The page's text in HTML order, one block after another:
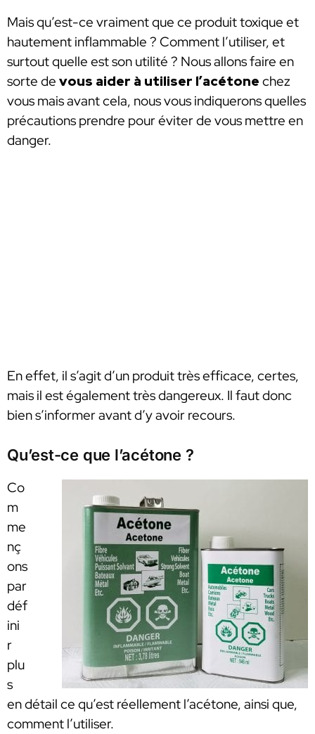
Mais qu’est-ce vraiment que ce produit toxique et
hautement inflammable ? Comment l’utiliser, et
surtout quelle est son utilité ? Nous allons faire en
sorte de vous aider à utiliser l’acétone chez
vous mais avant cela, nous vous indiquerons quelles
précautions prendre pour éviter de vous mettre en
danger.
En effet, il s’agit d’un produit très efficace, certes,
mais il est également très dangereux. Il faut donc
bien s’informer avant d’y avoir recours.
Qu’est-ce que l’acétone ?
Co
m
me
nç
ons
par
déf
ini
r
plu
s
en détail ce qu’est réellement l’acétone, ainsi que,
comment l’utiliser.